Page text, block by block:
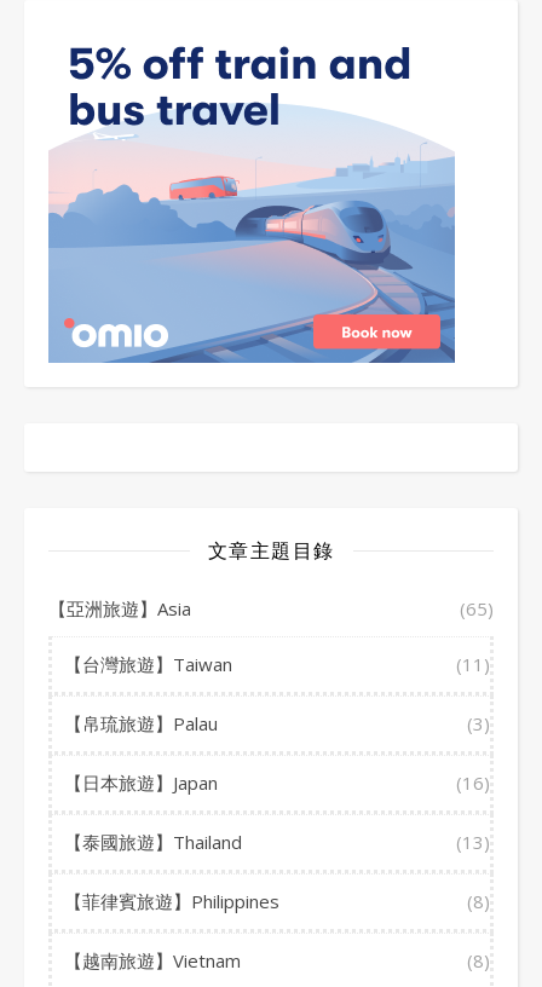
文章主題目錄
【亞洲旅遊】Asia (65)
【台灣旅遊】Taiwan (11)
【帛琉旅遊】Palau (3)
【日本旅遊】Japan (16)
【泰國旅遊】Thailand (13)
【菲律賓旅遊】Philippines (8)
【越南旅遊】Vietnam (8)